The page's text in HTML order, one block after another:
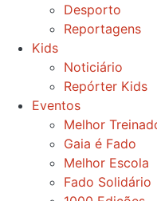
Desporto
Reportagens
Kids
Noticiário
Repórter Kids
Eventos
Melhor
Gaia é Fado
Melhor Escola
Fado Solidário